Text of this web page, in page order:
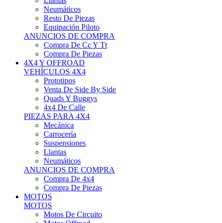
Neumáticos
Resto De Piezas
Equipación Piloto
ANUNCIOS DE COMPRA
Compra De Cc Y Tt
Compra De Piezas
4X4 Y OFFROAD
VEHÍCULOS 4X4
Prototipos
Venta De Side By Side
Quads Y Buggys
4x4 De Calle
PIEZAS PARA 4X4
Mecánica
Carrocería
Suspensiones
Llantas
Neumáticos
ANUNCIOS DE COMPRA
Compra De 4x4
Compra De Piezas
MOTOS
MOTOS
Motos De Circuito